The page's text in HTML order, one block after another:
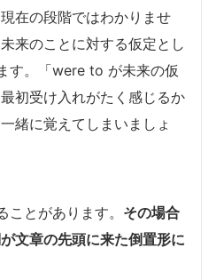
在の段階ではわかりませ
来のことに対する仮定とし
す。「were to が未来の仮
初受け入れがたく感じるか
緒に覚えてしまいましょ
とがあります。 その場合
文章の先頭に来た倒置形に